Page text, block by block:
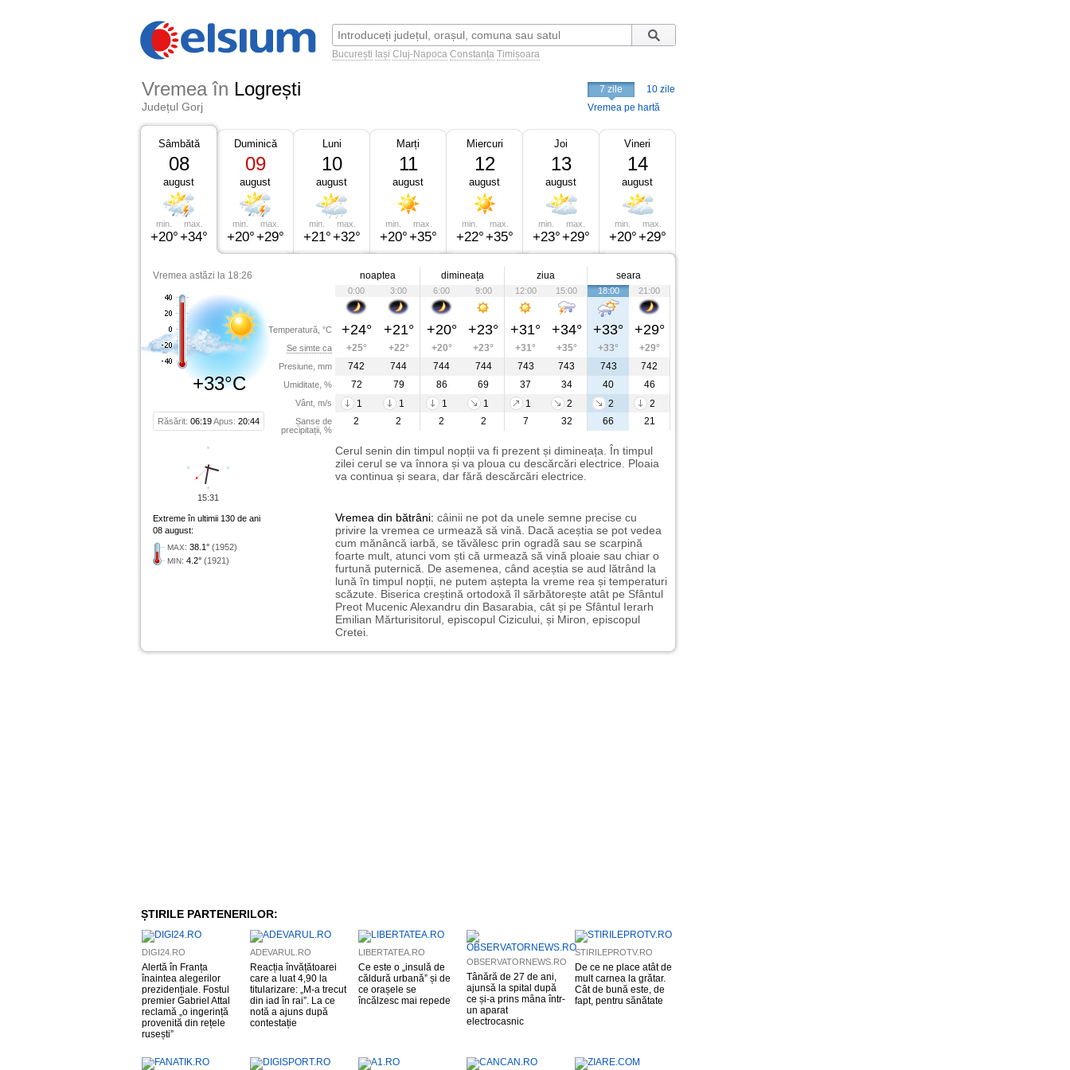
București Iași Cluj-Napoca Constanța Timișoara
Vremea în Logrești
Județul Gorj
7 zile
10 zile
Vremea pe hartă
Sâmbătă
08
august
min.
+20°
max.
+34°
Duminică
09
august
min.
+20°
max.
+29°
Luni
10
august
min.
+21°
max.
+32°
Marți
11
august
min.
+20°
max.
+35°
Miercuri
12
august
min.
+22°
max.
+35°
Joi
13
august
min.
+23°
max.
+29°
Vineri
14
august
min.
+20°
max.
+29°
Vremea astăzi la 18:26
+33°C
Răsărit: 06:19Apus: 20:44
Temperatură, °C
Se simte ca
Presiune, mm
Umiditate, %
Vânt, m/s
Șanse de
precipitații, %
noaptea dimineața ziua seara
0:00 3:00 6:00 9:00 12:00 15:00 18:00 21:00
+24° +21° +20° +23° +31° +34° +33° +29°
+25° +22° +20° +23° +31° +35° +33°
+29°
742
744 744 744 743 743 743
742
72
79 86 69 37 34 40
46
1
1 1 1 1 2 2
2
2
2 2 2 7 32 66 21
Cerul senin din timpul nopții va fi prezent și dimineața. În timpul
zilei cerul se va înnora și va ploua cu descărcări electrice. Ploaia
va continua și seara, dar fără descărcări electrice.
Extreme în ultimii 130 de ani
08 august:
MAX: 38.1° (1952)
MIN: 4.2° (1921)
Vremea din bătrâni: câinii ne pot da unele semne precise cu
privire la vremea ce urmează să vină. Dacă aceștia se pot vedea
cum mănâncă iarbă, se tăvălesc prin ogradă sau se scarpină
foarte mult, atunci vom ști că urmează să vină ploaie sau chiar o
furtună puternică. De asemenea, când aceștia se aud lătrând la
lună în timpul nopții, ne putem aștepta la vreme rea și temperaturi
scăzute. Biserica creștină ortodoxă îl sărbătorește atât pe Sfântul
Preot Mucenic Alexandru din Basarabia, cât și pe Sfântul Ierarh
Emilian Mărturisitorul, episcopul Cizicului, și Miron, episcopul
Cretei.
15:31
ȘTIRILE PARTENERILOR:
DIGI24.RO
Alertă în Franța
înaintea alegerilor
prezidențiale. Fostul
premier Gabriel Attal
reclamă „o ingerință
provenită din rețele
rusești”
ADEVARUL.RO
Reacția învățătoarei
care a luat 4,90 la
titularizare: „M-a trecut
din iad în rai”. La ce
notă a ajuns după
contestație
LIBERTATEA.RO
Ce este o „insulă de
căldură urbană” și de
ce orașele se
încălzesc mai repede
OBSERVATORNEWS.RO
Tânără de 27 de ani,
ajunsă la spital după
ce și-a prins mâna într-
un aparat
electrocasnic
STIRILEPROTV.RO
De ce ne place atât de
mult carnea la grătar.
Cât de bună este, de
fapt, pentru sănătate